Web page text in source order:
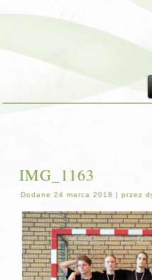
IMG_1163
Dodane 24 marca 2018 |przez